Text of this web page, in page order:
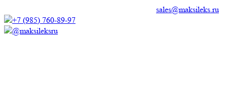
sales@maksileks.ru
+7 (985) 760-89-97
@maksileksru